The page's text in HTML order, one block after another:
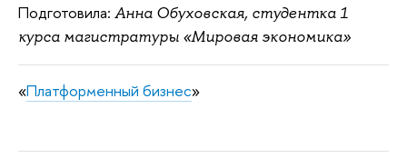
Подготовила: Анна Обуховская, студентка 1
курса магистратуры «Мировая экономика»
«Платформенный бизнес»